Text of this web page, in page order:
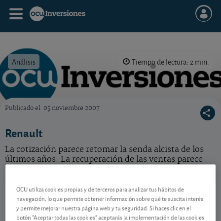
Análisis Tiempo de lectura: 2 min.
Publicado el 05 noviembre 2007
Renault
La cotización parece retomar la senda alcista de los
últimos años. La recuperación de las ventas parece
Renault
FR0000131906
06/08/2026 París
28,29 EUR
0,16 EUR (0,57 %)
OCU utiliza cookies propias y de terceros para analizar tus hábitos de
navegación, lo que permite obtener información sobre qué te suscita interés
y permite mejorar nuestra página web y tu seguridad. Si haces clic en el
botón "Aceptar todas las cookies" aceptarás la implementación de las cookies